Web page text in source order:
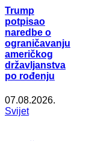
Trump
potpisao
naredbe o
ograničavanju
američkog
državljanstva
po rođenju
07.08.2026.
Svijet